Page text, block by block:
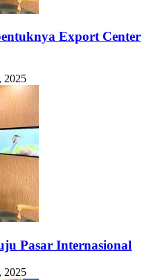
Export Center
2025
Pasar Internasional
2025